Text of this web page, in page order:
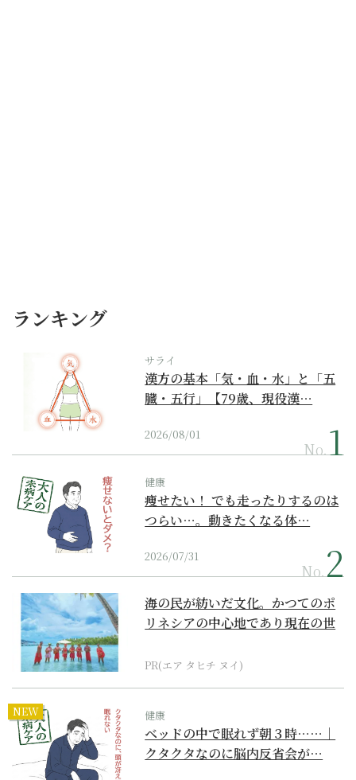
ランキング
サライ
漢方の基本「気・血・水」と「五
臓・五行」【79歳、現役漢…
2026/08/01
No.
健康
痩せたい！ でも走ったりするのは
つらい…。動きたくなる体…
2026/07/31
No.
海の民が紡いだ文化。かつてのポ
リネシアの中心地であり現在の世
PR(エア タヒチ ヌイ)
NEW 健康
ベッドの中で眠れず朝３時……｜
クタクタなのに脳内反省会が…